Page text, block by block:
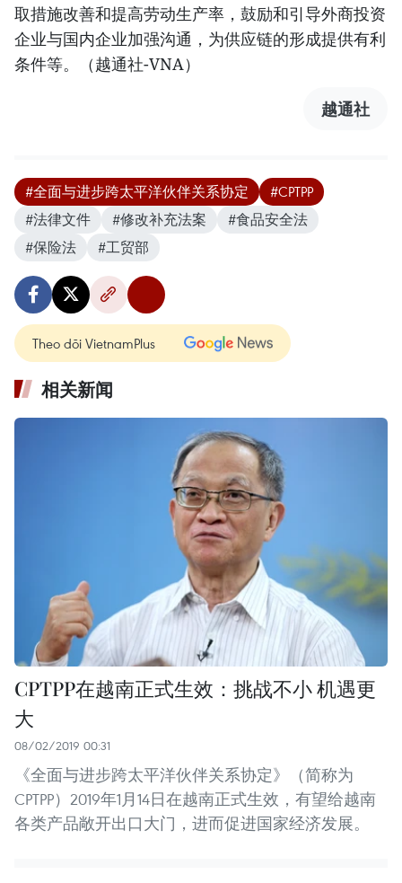
取措施改善和提高劳动生产率，鼓励和引导外商投资
企业与国内企业加强沟通，为供应链的形成提供有利
条件等。（越通社-VNA）
越通社
#全面与进步跨太平洋伙伴关系协定
#CPTPP
#法律文件
#修改补充法案
#食品安全法
#保险法
#工贸部
Theo dõi VietnamPlus
相关新闻
CPTPP在越南正式生效：挑战不小 机遇更
大
08/02/2019 00:31
《全面与进步跨太平洋伙伴关系协定》（简称为
CPTPP）2019年1月14日在越南正式生效，有望给越南
各类产品敞开出口大门，进而促进国家经济发展。